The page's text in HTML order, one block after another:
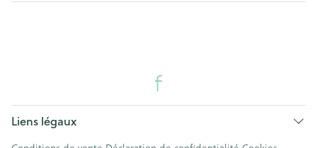
Liens légaux